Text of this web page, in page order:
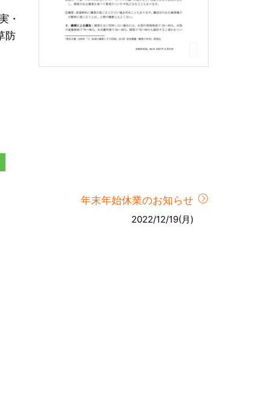
・
防
年末年始休業のお知らせ
2022/12/19(月)